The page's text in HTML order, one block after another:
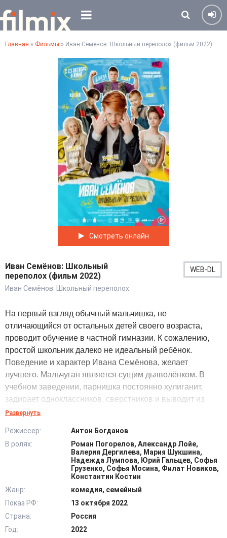
Главная » Фильмы » Иван Семёнов: Школьный переполох (фильм 2022)
Смотреть онлайн
Иван Семёнов: Школьный
переполох (фильм 2022)
Иван Семёнов: Школьный переполох
WEB-DL
На первый взгляд обычный мальчишка, не
отличающийся от остальных детей своего возраста,
проводит обучение в частной гимназии. К сожалению,
простой школьник далеко не идеальный ребёнок.
Поведение и характер Ивана Семёнова, желает
лучшего. Мальчуган является сущим дьяволёнком. В
учебном заведении, парнишка постоянно хулиганит,
задирает одноклассников, сверстников и выводит из
себя преподавателей, срывая уроки.
Понимая, что так продолжаться не может, учителя
предпринимают решение перевести неугомонного
Ваню, в обыкновенную школу, надеясь, что там он
сможет измениться в лучшую сторону. Как оказалось,
учебном учреждении, мальчишка находит себе друзей,
которых начинает подстрекать на разные
отвратительные поступки. В настоящем аду оказался не
только класс, где учиться Иван, но и вся школа. Желая
Развернуть
Режиссер:
Антон Богданов
В ролях:
Роман Погорелов, Александр Лойе,
Валерия Дергилева, Мария Шукшина,
Надежда Лумпова, Юрий Гальцев, Софья
Грузенко, Софья Мосина, Филат Новиков,
Константин Костин
Жанр:
комедия, семейный
Показ РФ:
13 октября 2022
Страна:
Россия
Год:
2022